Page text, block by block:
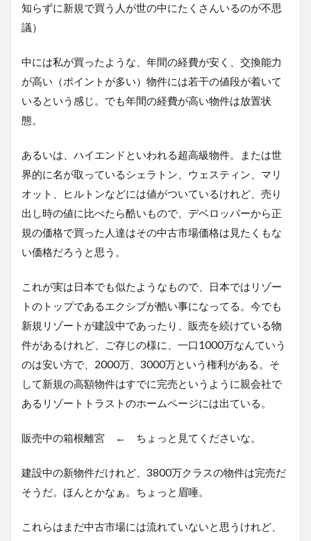
知らずに新規で買う人が世の中にたくさんいるのが不思
議）
中には私が買ったような、年間の経費が安く、交換能力
が高い（ポイントが多い）物件には若干の値段が着いて
いるという感じ。でも年間の経費が高い物件は放置状
態。
あるいは、ハイエンドといわれる超高級物件。または世
界的に名が取っているシェラトン、ウェスティン、マリ
オット、ヒルトンなどには値がついているけれど、売り
出し時の値に比べたら酷いもので、デベロッパーから正
規の価格で買った人達はその中古市場価格は見たくもな
い価格だろうと思う。
これが実は日本でも似たようなもので、日本ではリゾー
トのトップであるエクシブが酷い事になってる。今でも
新規リゾートが建設中であったり、販売を続けている物
件があるけれど、ご存じの様に、一口1000万なんていう
のは安い方で、2000万、3000万という権利がある。そ
して新規の高額物件はすでに完売というように親会社で
あるリゾートトラストのホームページには出ている。
販売中の箱根離宮 ← ちょっと見てくださいな。
建設中の新物件だけれど、3800万クラスの物件は完売だ
そうだ。ほんとかなぁ。ちょっと眉唾。
これらはまだ中古市場には流れていないと思うけれど、